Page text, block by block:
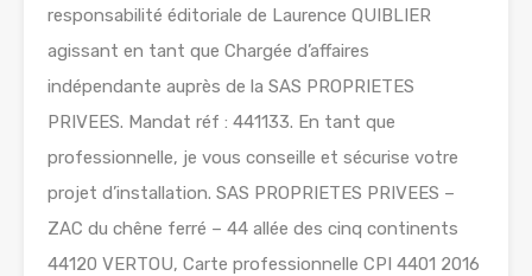
responsabilité éditoriale de Laurence QUIBLIER
agissant en tant que Chargée d’affaires
indépendante auprès de la SAS PROPRIETES
PRIVEES. Mandat réf : 441133. En tant que
professionnelle, je vous conseille et sécurise votre
projet d’installation. SAS PROPRIETES PRIVEES –
ZAC du chêne ferré – 44 allée des cinq continents
44120 VERTOU, Carte professionnelle CPI 4401 2016